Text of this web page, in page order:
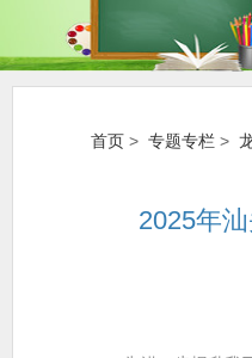
首页 > 专题专栏 >
2025年